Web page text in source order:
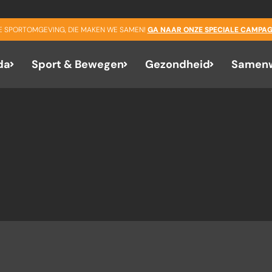
SPORTOMGEVING, DIE MAKEN WE SAMEN! GA NAAR ONZE SPECIALE
Sport & Bewegen Gezondheid
NEXT EVENT